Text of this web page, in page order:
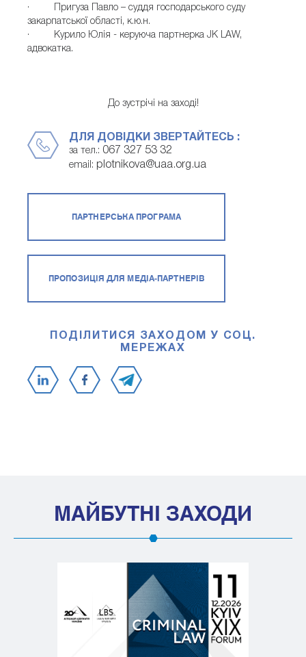
· Пригуза Павло – суддя господарського суду
закарпатської області, к.ю.н.
· Курило Юлія - керуюча партнерка JK LAW,
адвокатка.
До зустрічі на заході!
ДЛЯ ДОВІДКИ ЗВЕРТАЙТЕСЬ :
за тел.: 067 327 53 32
email: plotnikova@uaa.org.ua
ПАРТНЕРСЬКА ПРОГРАМА
ПРОПОЗИЦІЯ ДЛЯ МЕДІА-ПАРТНЕРІВ
ПОДІЛИТИСЯ ЗАХОДОМ У СОЦ.
МЕРЕЖАХ
МАЙБУТНІ ЗАХОДИ